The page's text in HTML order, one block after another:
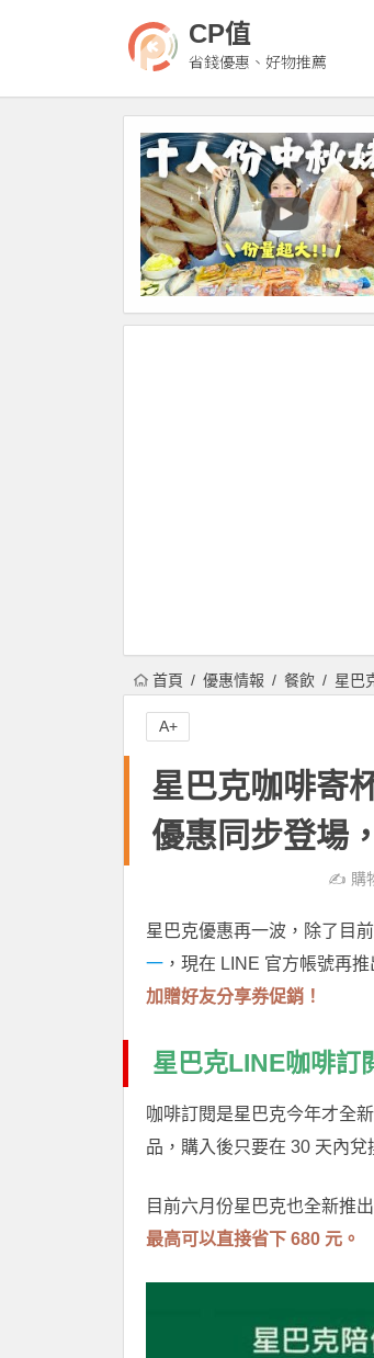
CP值
省錢優惠、好物推薦
首頁 優惠情報 餐飲 星巴
星巴克咖啡寄
優惠同步登場
✍️ 購
星巴克優惠再一波，除了目
一 ，現在 LINE 官方帳號再推
加贈好友分享券促銷！
星巴克LINE咖啡訂
咖啡訂閱是星巴克今年才全
品，購入後只要在 30 天內
目前六月份星巴克也全新推
最高可以直接省下 680 元。
A+